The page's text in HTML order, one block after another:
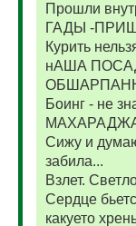
Прошли
ГАДЫ -
Курить
нАША
Боинг - не
Сижу и
забила...
Взлет.
Сердце
какуето